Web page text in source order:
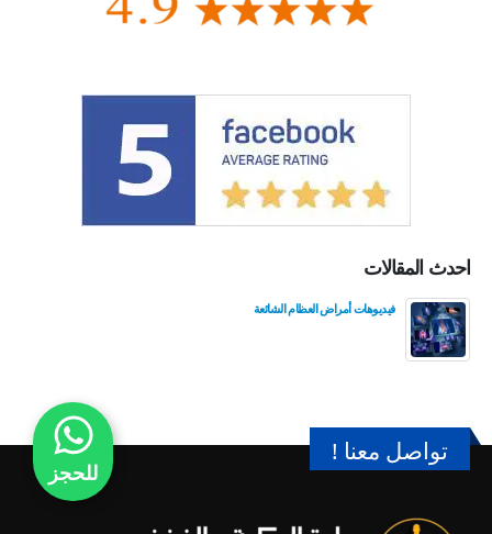
احدث المقالات
فيديوهات أمراض العظام الشائعة
تواصل معنا !
للحجز